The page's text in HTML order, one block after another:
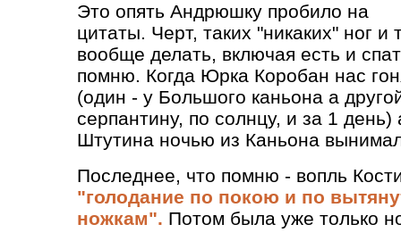
Это опять Андрюшку пробило на
цитаты. Черт, таких "никаких" ног и
вообще делать, включая есть и
помню. Когда Юрка Коробан нас
(один - у Большого каньона а
серпантину, по солнцу, и за 1
Штутина ночью из Каньона
Последнее, что помню - вопль
"голодание по покою и по
ножкам". Потом была уже только